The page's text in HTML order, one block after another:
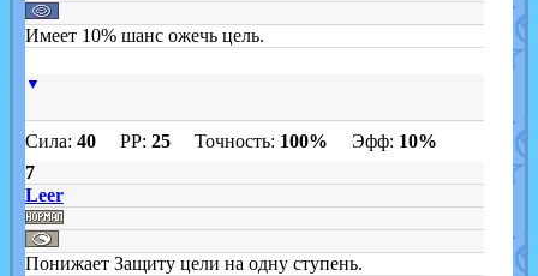
Имеет 10% шанс ожечь цель.
▼
Сила: 40PP: 25Точность: 100% Эфф: 10%
7
Leer
Понижает Защиту цели на одну ступень.